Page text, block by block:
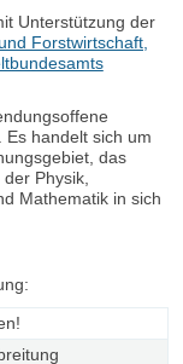
Unterstützung der
Forstwirtschaft,
Es handelt sich um
das
Physik,
Mathematik in sich